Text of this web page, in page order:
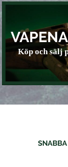
Köp och sälj